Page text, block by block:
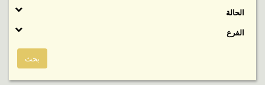
الحالة
الفرع